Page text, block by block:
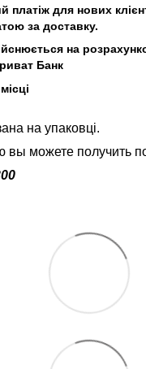
платіж для нових
за доставку.
на
Банк
на упаковці.
вы можете получить